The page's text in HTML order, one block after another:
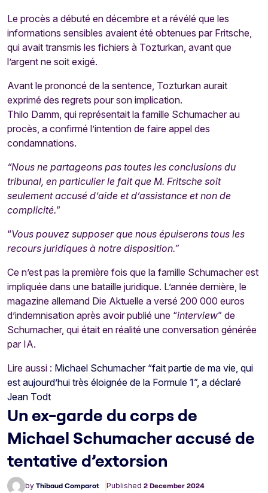
Le procès a débuté en décembre et a révélé que les
informations sensibles avaient été obtenues par Fritsche,
qui avait transmis les fichiers à Tozturkan, avant que
l’argent ne soit exigé.
Avant le prononcé de la sentence, Tozturkan aurait
exprimé des regrets pour son implication.
Thilo Damm, qui représentait la famille Schumacher au
procès, a confirmé l’intention de faire appel des
condamnations.
“Nous ne partageons pas toutes les conclusions du
tribunal, en particulier le fait que M. Fritsche soit
seulement accusé d’aide et d’assistance et non de
complicité.”
“Vous pouvez supposer que nous épuiserons tous les
recours juridiques à notre disposition.”
Ce n’est pas la première fois que la famille Schumacher est
impliquée dans une bataille juridique. L’année dernière, le
magazine allemand Die Aktuelle a versé 200 000 euros
d’indemnisation après avoir publié une “interview” de
Schumacher, qui était en réalité une conversation générée
par IA.
Lire aussi : Michael Schumacher “fait partie de ma vie, qui
est aujourd’hui très éloignée de la Formule 1”, a déclaré
Jean Todt
Un ex-garde du corps de
Michael Schumacher accusé de
tentative d’extorsion
by Thibaud Comparot Published 2 December 2024